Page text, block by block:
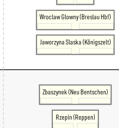
Wroclaw Glowny (Breslau Hbf)
Jaworzyna Slaska (Königszelt)
Zbaszynek (Neu Bentschen)
Rzepin (Reppen)